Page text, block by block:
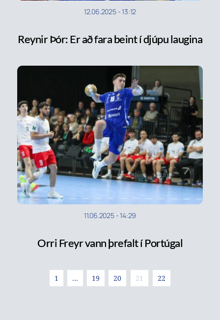
12.06.2025-13:12
Reynir Þór: Er að fara beint í djúpu laugina
11.06.2025-14:29
Orri Freyr vann þrefalt í Portúgal
1 … 19 20 21 22